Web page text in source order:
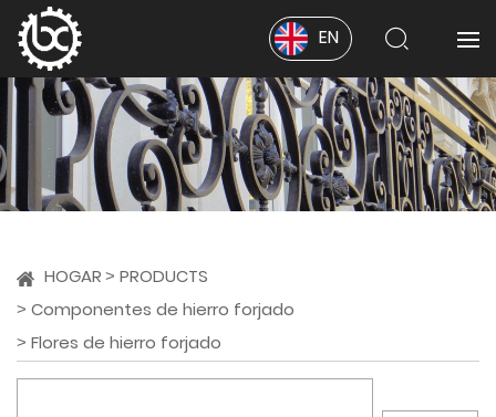
EN
HOGAR
PRODUCTS
Componentes de hierro forjado
Flores de hierro forjado